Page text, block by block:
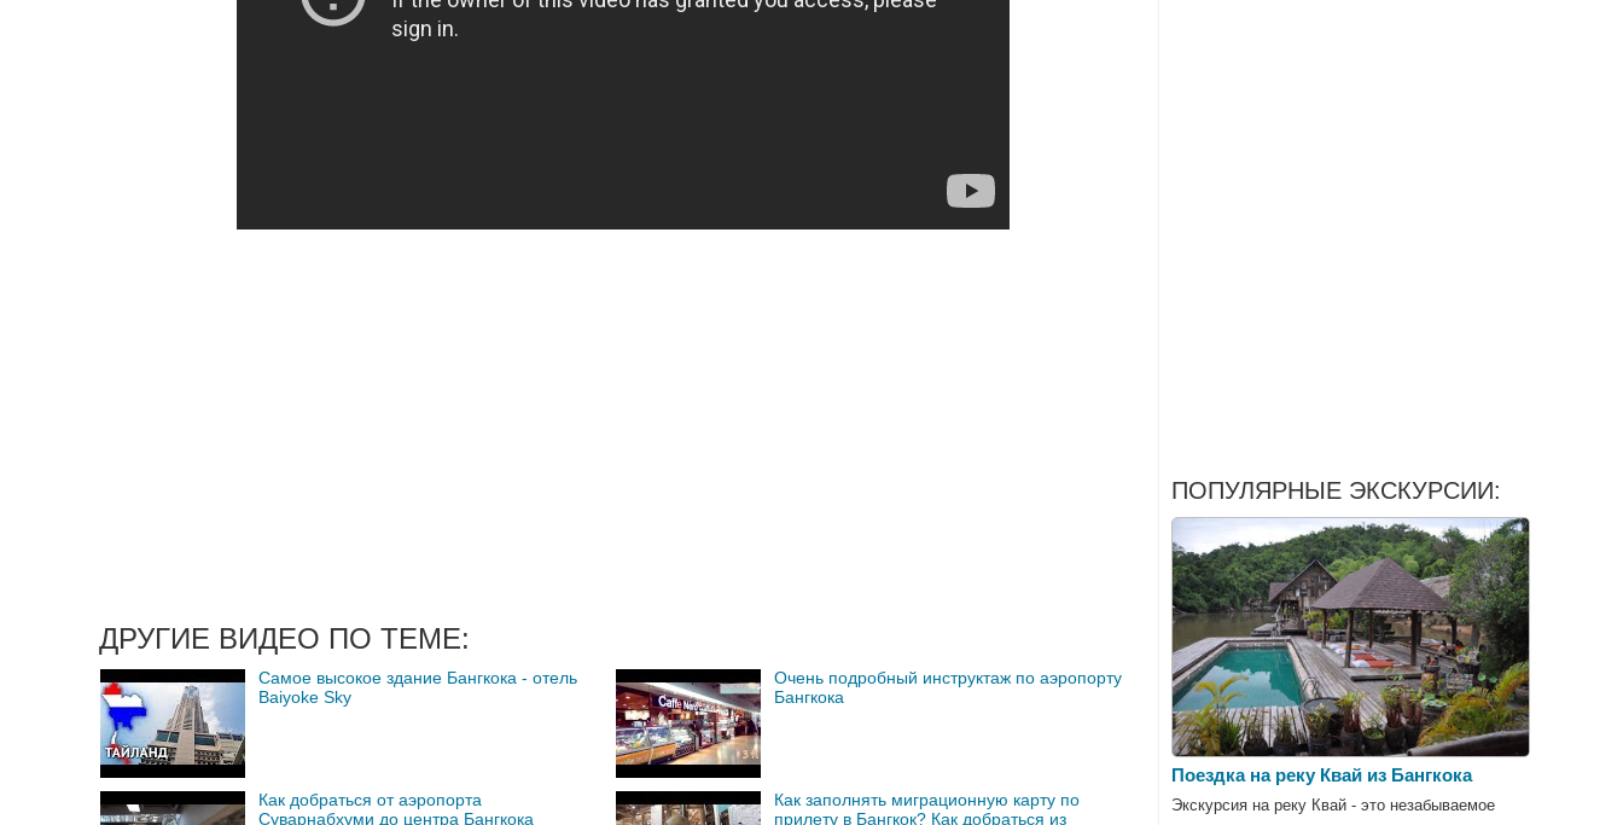
ДРУГИЕ ВИДЕО ПО ТЕМЕ:
Самое высокое здание Бангкока - отель
Baiyoke Sky
Очень подробный инструктаж по аэропорту
Бангкока
Как добраться от аэропорта
Суварнабхуми до центра Бангкока
Как заполнять миграционную карту по
прилету в Бангкок? Как добраться из
ПОПУЛЯРНЫЕ ЭКСКУРСИИ:
Поездка на реку Квай из Бангкока
Экскурсия на реку Квай - это незабываемое